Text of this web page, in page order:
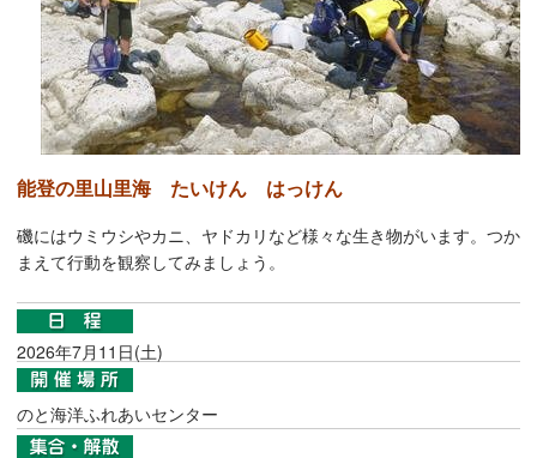
能登の里山里海 たいけん はっけん
磯にはウミウシやカニ、ヤドカリなど様々な生き物がいます。つか
まえて行動を観察してみましょう。
2026年7月11日(土)
のと海洋ふれあいセンター